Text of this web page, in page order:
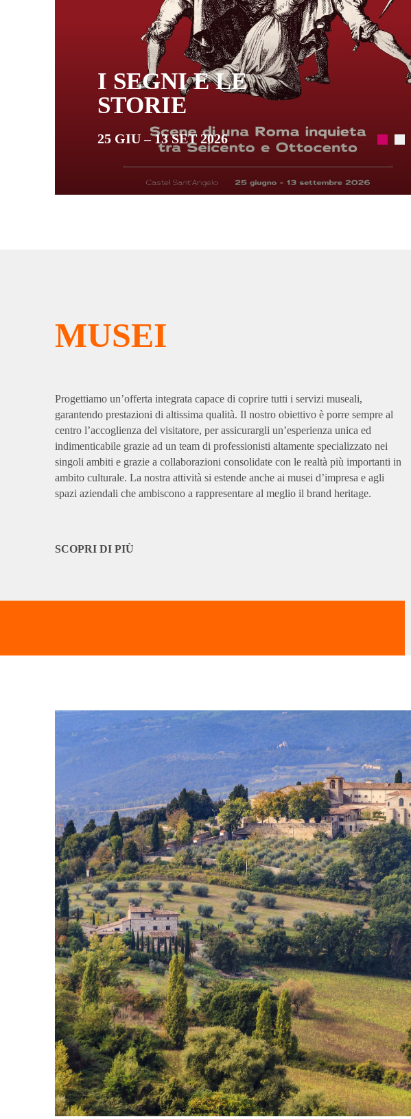
I SEGNI E LE
STORIE
25 GIU – 13 SET 2026
MUSEI
Progettiamo un’offerta integrata capace di coprire tutti i servizi museali,
garantendo prestazioni di altissima qualità. Il nostro obiettivo è porre sempre al
centro l’accoglienza del visitatore, per assicurargli un’esperienza unica ed
indimenticabile grazie ad un team di professionisti altamente specializzato nei
singoli ambiti e grazie a collaborazioni consolidate con le realtà più importanti in
ambito culturale. La nostra attività si estende anche ai musei d’impresa e agli
spazi aziendali che ambiscono a rappresentare al meglio il brand heritage.
SCOPRI DI PIÙ